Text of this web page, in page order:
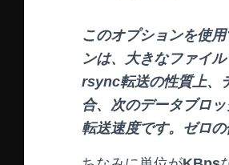
このオプションを使
ンは、大きなファイ
rsync転送の性質上、
合、次のデータブロ
転送速度です。ゼロの